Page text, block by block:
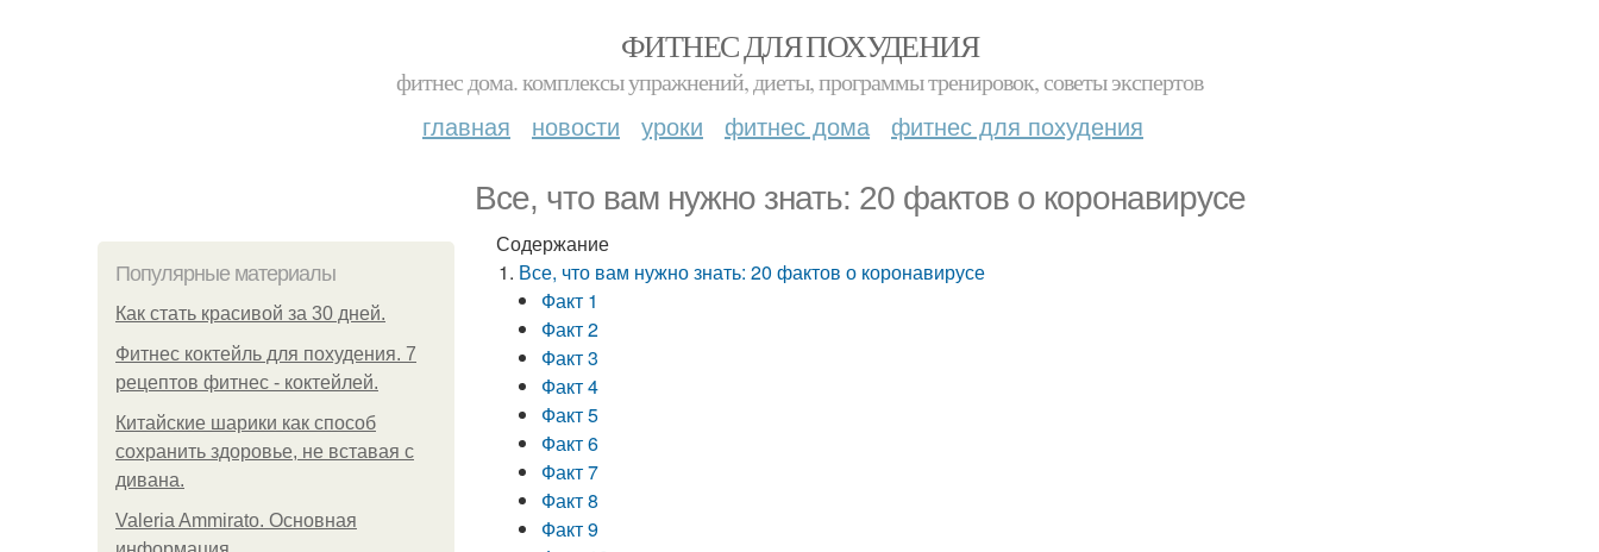
ФИТНЕС ДЛЯ ПОХУДЕНИЯ
фитнес дома. комплексы упражнений, диеты, программы тренировок, советы экспертов
главная новости уроки фитнес дома фитнес для похудения
Все, что вам нужно знать: 20 фактов о коронавирусе
Популярные материалы
Как стать красивой за 30 дней.
Фитнес коктейль для похудения. 7
рецептов фитнес - коктейлей.
Китайские шарики как способ
сохранить здоровье, не вставая с
дивана.
Valeria Ammirato. Основная
Содержание
Все, что вам нужно знать: 20 фактов о коронавирусе
Факт 1
Факт 2
Факт 3
Факт 4
Факт 5
Факт 6
Факт 7
Факт 8
Факт 9